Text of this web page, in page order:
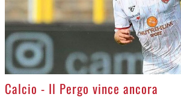
>
Calcio - Il Pergo vince ancora